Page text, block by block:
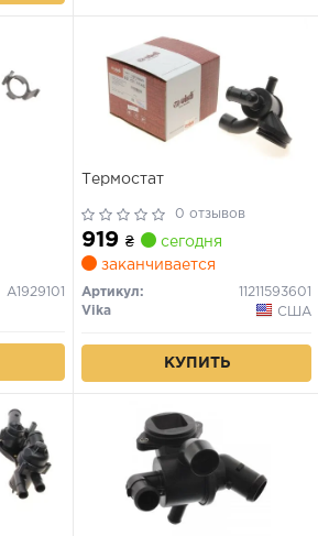
A1929101
Термостат
0 отзывов
919 ₴
сегодня
заканчивается
Артикул:
11211593601
Vika
США
КУПИТЬ